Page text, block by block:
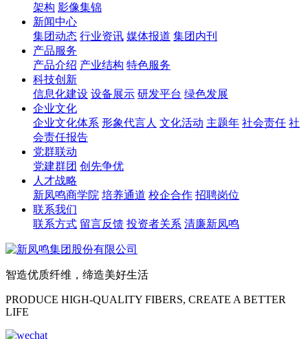
架构 影像集锦
新闻中心
集团动态 行业资讯 媒体报道 集团内刊
产品服务
产品介绍 产业结构 特色服务
科技创新
信息化建设 设备展示 研发平台 绿色发展
企业文化
企业文化体系 形象代言人 文化活动 主题年 社会责任 社
会责任报告
党群联动
党建群团 创先争优
人才战略
新凤鸣商学院 培养通道 校企合作 招聘岗位
联系我们
联系方式 留言反馈 投资者关系 清廉新凤鸣
智造优质纤维，缔造美好生活
PRODUCE HIGH-QUALITY FIBERS, CREATE A BETTER
LIFE